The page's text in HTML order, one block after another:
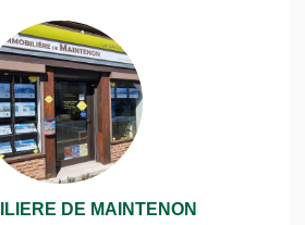
DE MAINTENON